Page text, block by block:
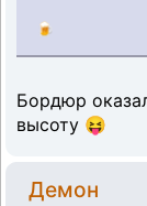
🍺
Бордюр
высоту 😝
Демон